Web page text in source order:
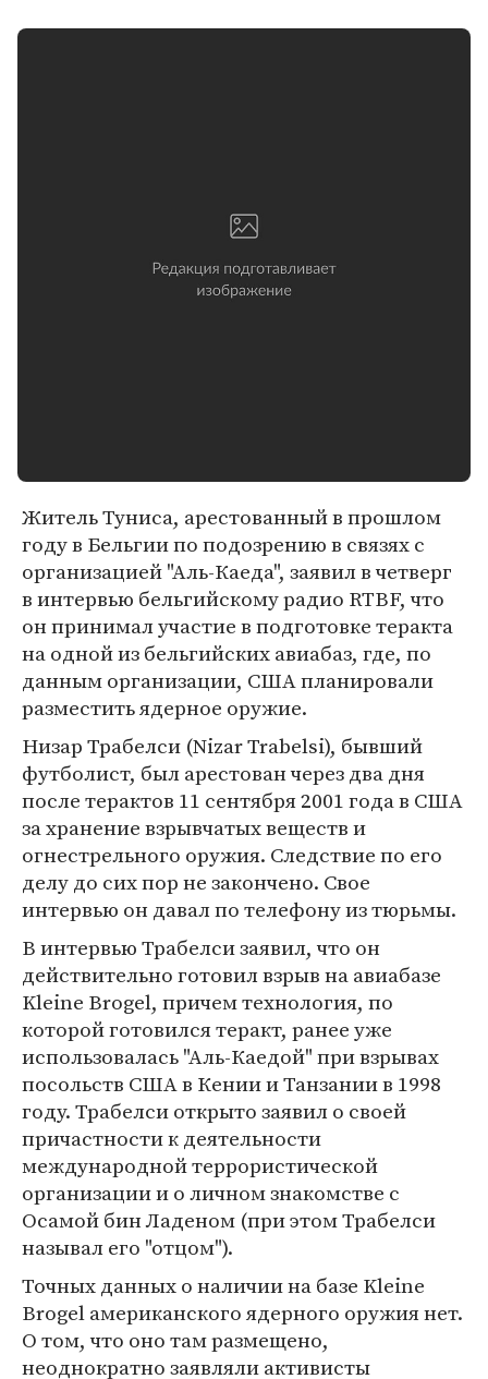
Житель Туниса, арестованный в прошлом
году в Бельгии по подозрению в связях с
организацией "Аль-Каеда", заявил в четверг
в интервью бельгийскому радио RTBF, что
он принимал участие в подготовке теракта
на одной из бельгийских авиабаз, где, по
данным организации, США планировали
разместить ядерное оружие.
Низар Трабелси (Nizar Trabelsi), бывший
футболист, был арестован через два дня
после терактов 11 сентября 2001 года в США
за хранение взрывчатых веществ и
огнестрельного оружия. Следствие по его
делу до сих пор не закончено. Свое
интервью он давал по телефону из тюрьмы.
В интервью Трабелси заявил, что он
действительно готовил взрыв на авиабазе
Kleine Brogel, причем технология, по
которой готовился теракт, ранее уже
использовалась "Аль-Каедой" при взрывах
посольств США в Кении и Танзании в 1998
году. Трабелси открыто заявил о своей
причастности к деятельности
международной террористической
организации и о личном знакомстве с
Осамой бин Ладеном (при этом Трабелси
называл его "отцом").
Точных данных о наличии на базе Kleine
Brogel американского ядерного оружия нет.
О том, что оно там размещено,
неоднократно заявляли активисты